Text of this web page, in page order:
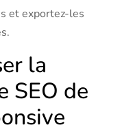
et exportez-les
la
SEO de